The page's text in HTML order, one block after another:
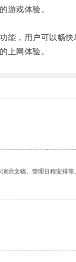
游戏体验。
，用户可以畅快
上网体验。
示文稿、管理日程安排等。